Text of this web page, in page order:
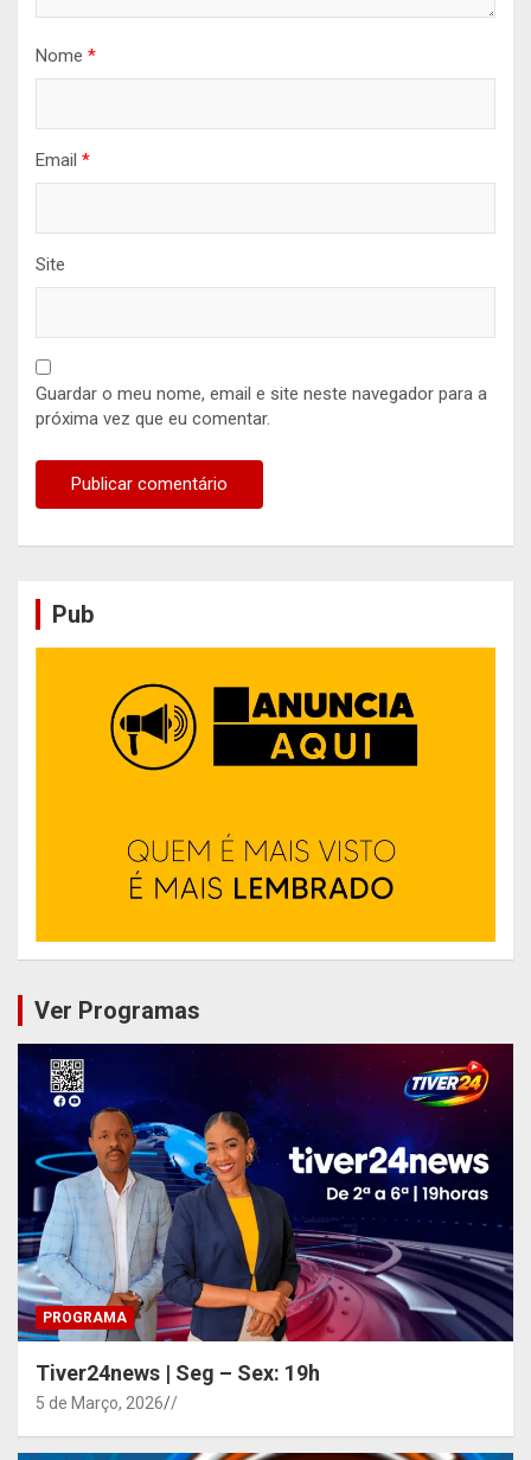
Nome *
Email *
Site
Guardar o meu nome, email e site neste navegador para a
próxima vez que eu comentar.
Pub
Ver Programas
PROGRAMA
Tiver24news | Seg – Sex: 19h
5 de Março, 2026 /